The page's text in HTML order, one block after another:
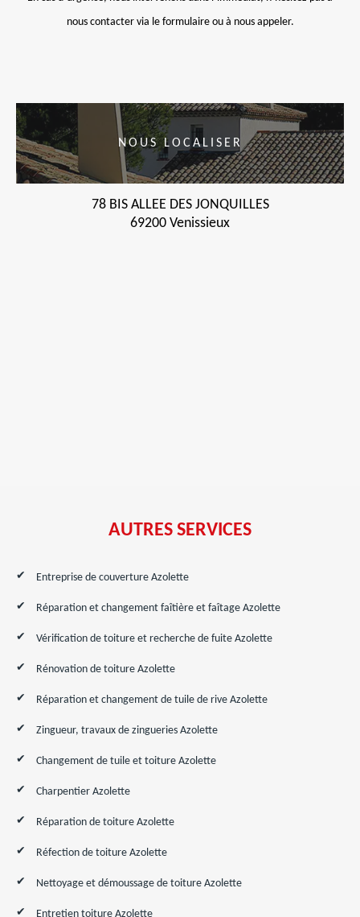
nous contacter via le formulaire ou à nous appeler.
NOUS LOCALISER
78 BIS ALLEE DES JONQUILLES
69200 Venissieux
AUTRES SERVICES
Entreprise de couverture Azolette
Réparation et changement faîtière et faîtage Azolette
Vérification de toiture et recherche de fuite Azolette
Rénovation de toiture Azolette
Réparation et changement de tuile de rive Azolette
Zingueur, travaux de zingueries Azolette
Changement de tuile et toiture Azolette
Charpentier Azolette
Réparation de toiture Azolette
Réfection de toiture Azolette
Nettoyage et démoussage de toiture Azolette
Entretien toiture Azolette